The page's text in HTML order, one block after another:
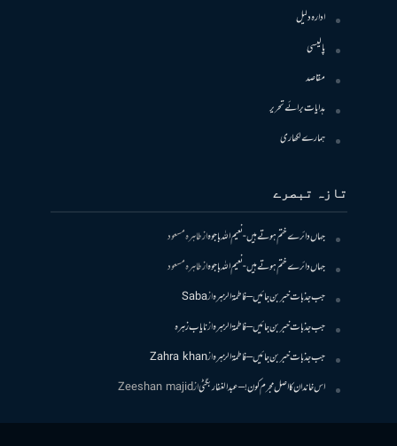
ادارہ دلیل
پالیسی
مقاصد
ہدایات برائے تحریر
ہمارے لکھاری
تازہ تبصرے
جہاں دائرے ختم ہوتے ہیں- نعیم اللہ باجوہازطاہرہ مسعود
جہاں دائرے ختم ہوتے ہیں- نعیم اللہ باجوہازطاہرہ مسعود
جب جذبات خبر بن جائیں – فاطمۃالزہرہازSaba
جب جذبات خبر بن جائیں – فاطمۃالزہرہازنایاب زہرہ
جب جذبات خبر بن جائیں – فاطمۃالزہرہازZahra khan
اس خاندان کا اصل مجرم کون! – عبدالغفار بگٹیازZeeshan majid